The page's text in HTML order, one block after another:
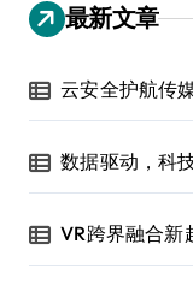
最新文章
云安全护航传
数据驱动，科
VR跨界融合新